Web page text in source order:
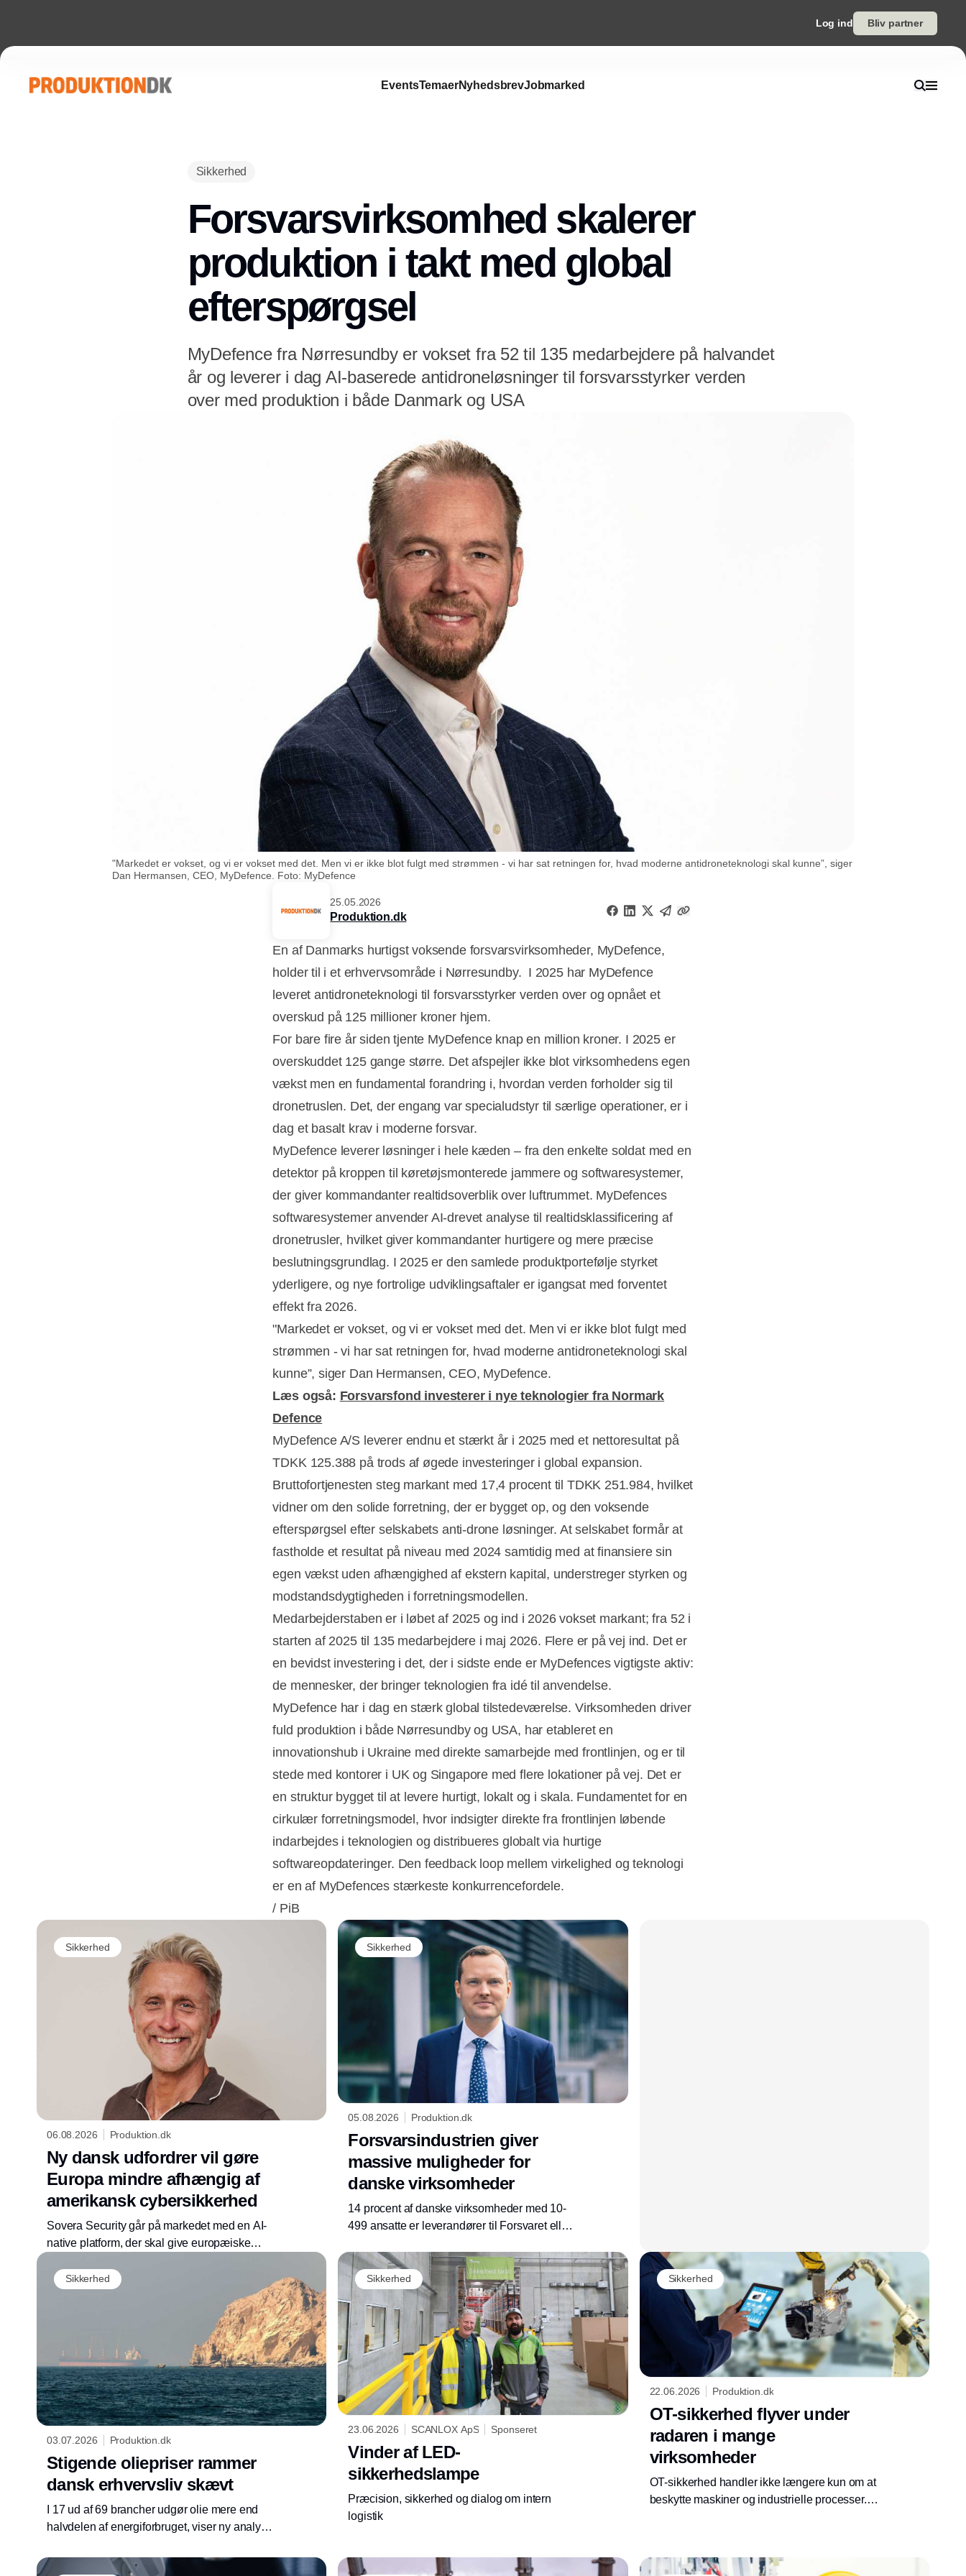
Log ind Bliv partner
EventsTemaerNyhedsbrevJobmarked
Sikkerhed
Forsvarsvirksomhed skalerer
produktion i takt med global
efterspørgsel
MyDefence fra Nørresundby er vokset fra 52 til 135 medarbejdere på halvandet
år og leverer i dag AI-baserede antidroneløsninger til forsvarsstyrker verden
over med produktion i både Danmark og USA
"Markedet er vokset, og vi er vokset med det. Men vi er ikke blot fulgt med strømmen - vi har sat retningen for, hvad moderne antidroneteknologi skal kunne”, siger
Dan Hermansen, CEO, MyDefence. Foto: MyDefence
25.05.2026
Produktion.dk
En af Danmarks hurtigst voksende forsvarsvirksomheder, MyDefence,
holder til i et erhvervsområde i Nørresundby. I 2025 har MyDefence
leveret antidroneteknologi til forsvarsstyrker verden over og opnået et
overskud på 125 millioner kroner hjem.
For bare fire år siden tjente MyDefence knap en million kroner. I 2025 er
overskuddet 125 gange større. Det afspejler ikke blot virksomhedens egen
vækst men en fundamental forandring i, hvordan verden forholder sig til
dronetruslen. Det, der engang var specialudstyr til særlige operationer, er i
dag et basalt krav i moderne forsvar.
Annonce
MyDefence leverer løsninger i hele kæden – fra den enkelte soldat med en
detektor på kroppen til køretøjsmonterede jammere og softwaresystemer,
der giver kommandanter realtidsoverblik over luftrummet. MyDefences
softwaresystemer anvender AI-drevet analyse til realtidsklassificering af
dronetrusler, hvilket giver kommandanter hurtigere og mere præcise
beslutningsgrundlag. I 2025 er den samlede produktportefølje styrket
yderligere, og nye fortrolige udviklingsaftaler er igangsat med forventet
effekt fra 2026.
"Markedet er vokset, og vi er vokset med det. Men vi er ikke blot fulgt med
strømmen - vi har sat retningen for, hvad moderne antidroneteknologi skal
kunne”, siger Dan Hermansen, CEO, MyDefence.
Læs også: Forsvarsfond investerer i nye teknologier fra Normark
Defence
MyDefence A/S leverer endnu et stærkt år i 2025 med et nettoresultat på
TDKK 125.388 på trods af øgede investeringer i global expansion.
Bruttofortjenesten steg markant med 17,4 procent til TDKK 251.984, hvilket
vidner om den solide forretning, der er bygget op, og den voksende
efterspørgsel efter selskabets anti-drone løsninger. At selskabet formår at
fastholde et resultat på niveau med 2024 samtidig med at finansiere sin
egen vækst uden afhængighed af ekstern kapital, understreger styrken og
modstandsdygtigheden i forretningsmodellen.
Medarbejderstaben er i løbet af 2025 og ind i 2026 vokset markant; fra 52 i
starten af 2025 til 135 medarbejdere i maj 2026. Flere er på vej ind. Det er
en bevidst investering i det, der i sidste ende er MyDefences vigtigste aktiv:
de mennesker, der bringer teknologien fra idé til anvendelse.
MyDefence har i dag en stærk global tilstedeværelse. Virksomheden driver
fuld produktion i både Nørresundby og USA, har etableret en
innovationshub i Ukraine med direkte samarbejde med frontlinjen, og er til
stede med kontorer i UK og Singapore med flere lokationer på vej. Det er
en struktur bygget til at levere hurtigt, lokalt og i skala. Fundamentet for en
cirkulær forretningsmodel, hvor indsigter direkte fra frontlinjen løbende
indarbejdes i teknologien og distribueres globalt via hurtige
softwareopdateringer. Den feedback loop mellem virkelighed og teknologi
er en af MyDefences stærkeste konkurrencefordele.
/ PiB
Annonce
Sikkerhed
06.08.2026 Produktion.dk
Ny dansk udfordrer vil gøre
Europa mindre afhængig af
amerikansk cybersikkerhed
Sovera Security går på markedet med en AI-
native platform, der skal give europæiske
sikkerhedsoperationer.
Sikkerhed
05.08.2026 Produktion.dk
Forsvarsindustrien giver
massive muligheder for
danske virksomheder
14 procent af danske virksomheder med 10-
499 ansatte er leverandører til Forsvaret eller
15 procent overvejer at gå ind på området. Det
er især Nordjylland og
industrivirksomhederne, der er ser muligheder
på forsvarsområdet. Det viser en ny analyse
fra AL Sydbank.
Sikkerhed
03.07.2026 Produktion.dk
Stigende oliepriser rammer
dansk erhvervsliv skævt
I 17 ud af 69 brancher udgør olie mere end
halvdelen af energiforbruget, viser ny analyse
Den nye analyse viser også, at grøn omstilling
Sikkerhed
23.06.2026 SCANLOX ApS Sponseret
Vinder af LED-
sikkerhedslampe
Præcision, sikkerhed og dialog om intern
logistik
Sikkerhed
22.06.2026 Produktion.dk
OT-sikkerhed flyver under
radaren i mange
virksomheder
OT-sikkerhed handler ikke længere kun om at
beskytte maskiner og industrielle processer.
Men der er store mangler i flertallet af danske